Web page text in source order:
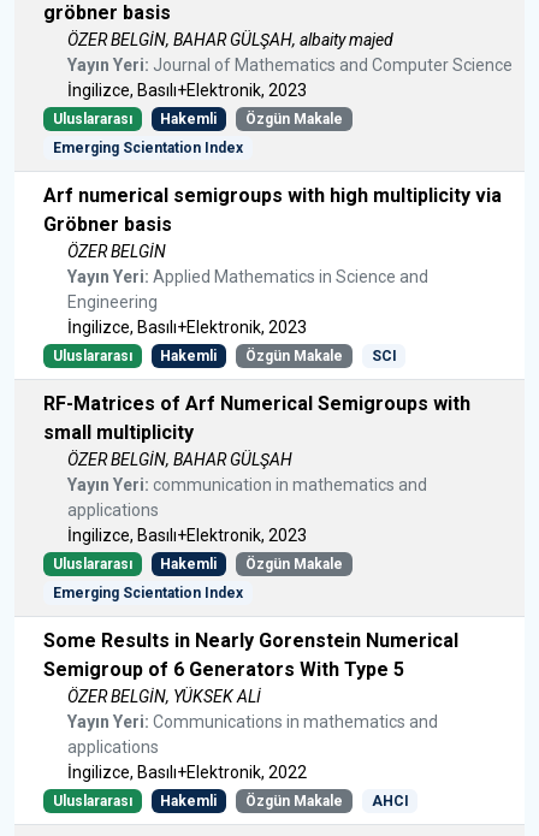
gröbner basis
ÖZER BELGİN, BAHAR GÜLŞAH, albaity majed
Yayın Yeri: Journal of Mathematics and Computer Science
İngilizce, Basılı+Elektronik, 2023
Uluslararası Hakemli
Özgün Makale
Emerging Scientation Index
Arf numerical semigroups with high multiplicity via
Gröbner basis
ÖZER BELGİN
Yayın Yeri: Applied Mathematics in Science and
Engineering
İngilizce, Basılı+Elektronik, 2023
Uluslararası Hakemli Özgün Makale SCI
RF-Matrices of Arf Numerical Semigroups with
small multiplicity
ÖZER BELGİN, BAHAR GÜLŞAH
Yayın Yeri: communication in mathematics and
applications
İngilizce, Basılı+Elektronik, 2023
Uluslararası Hakemli
Özgün Makale
Emerging Scientation Index
Some Results in Nearly Gorenstein Numerical
Semigroup of 6 Generators With Type 5
ÖZER BELGİN, YÜKSEK ALİ
Yayın Yeri: Communications in mathematics and
applications
İngilizce, Basılı+Elektronik, 2022
Uluslararası Hakemli Özgün Makale AHCI